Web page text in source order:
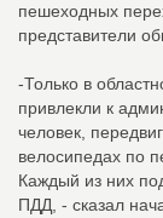
пешеходных
представители
-Только в
привлекли к
человек,
велосипедах по
Каждый из них
ПДД, - сказал